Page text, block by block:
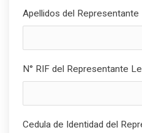
Apellidos del Representante
N° RIF del Representante
Cedula de Identidad del